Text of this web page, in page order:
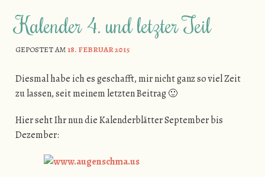
Kalender 4. und letzter Teil
GEPOSTET AM18. FEBRUAR 2015
Diesmal habe ich es geschafft, mir nicht ganz so viel Zeit
zu lassen, seit meinem letzten Beitrag 🙂
Hier seht Ihr nun die Kalenderblätter September bis
Dezember: